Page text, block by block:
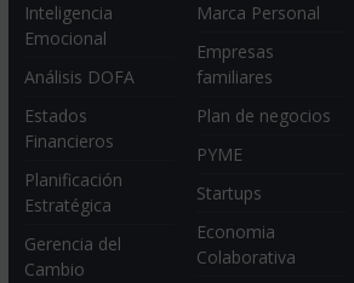
Inteligencia
Emocional
Análisis DOFA
Estados
Financieros
Planificación
Estratégica
Gerencia del
Cambio
Marca Personal
Empresas
familiares
Plan de negocios
PYME
Startups
Economia
Colaborativa